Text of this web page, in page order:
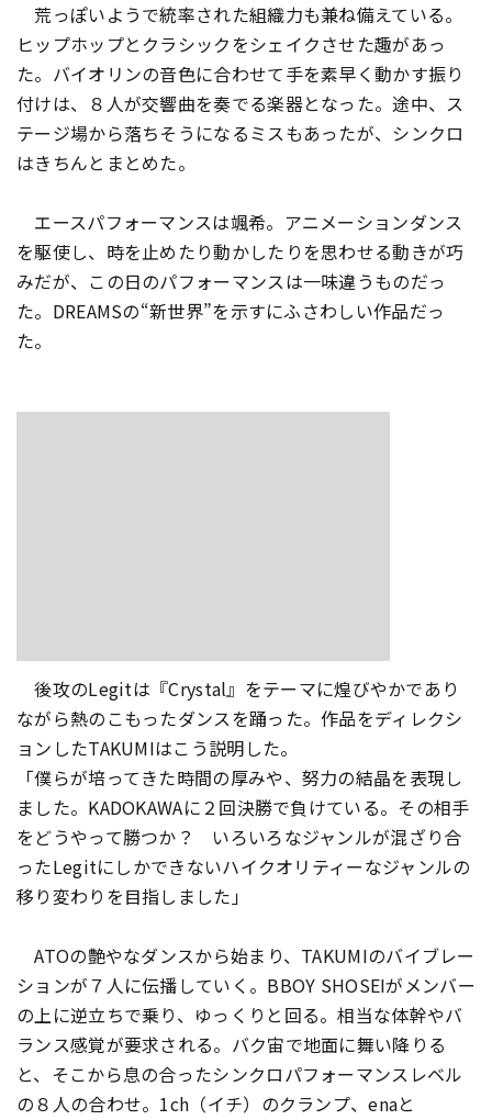
荒っぽいようで統率された組織力も兼ね備えている。
ヒップホップとクラシックをシェイクさせた趣があっ
た。 バイオリンの音色に合わせて手を素早く動かす振り
付けは、 ８人が交響曲を奏でる楽器となった。途中、 ス
テージ場から落ちそうになるミスもあったが、 シンクロ
はきちんとまとめた。
エースパフォーマンスは颯希。アニメーションダンス
を駆使し、 時を止めたり動かしたりを思わせる動きが巧
みだが、 この日のパフォーマンスは一味違うものだっ
た。DREAMSの“新世界”を示すにふさわしい作品だっ
た。
後攻のLegitは『Crystal』 をテーマに煌びやかであり
ながら熱のこもったダンスを踊った。作品をディレクシ
ョンしたTAKUMIはこう説明した。
「僕らが培ってきた時間の厚みや、努力の結晶を表現し
ました。 KADOKAWAに２回決勝で負けている。 その相手
をどうやって勝つか？ いろいろなジャンルが混ざり合
ったLegitにしかできないハイクオリティーなジャンルの
移り変わりを目指しました」
ATOの艶やなダンスから始まり、 TAKUMIのバイブレー
ションが７人に伝播していく。BBOY SHOSEIがメンバー
の上に逆立ちで乗り、ゆっくりと回る。相当な体幹やバ
ランス感覚が要求される。 バク宙で地面に舞い降りる
と、 そこから息の合ったシンクロパフォーマンスレベル
の８人の合わせ。1ch（イチ）のクランプ、enaと